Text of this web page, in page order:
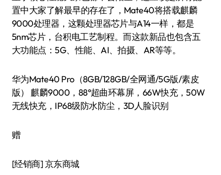
置中大家了解最早的存在了，Mate40将搭载麒麟
9000处理器，这颗处理器芯片与A14一样，都是
5nm芯片，台积电工艺制程。而这款新品也包含五
大功能点：5G、性能、AI、拍摄、AR等等。
华为Mate40 Pro（8GB/128GB/全网通/5G版/素皮
版） 麒麟9000，88°超曲环幕屏，66W快充，50W
无线快充，IP68级防水防尘，3D人脸识别
赠
[经销商]京东商城